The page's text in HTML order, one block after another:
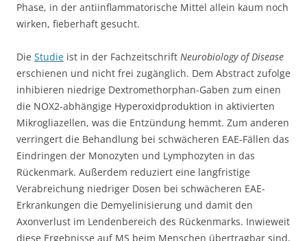
Phase, in der antiinflammatorische Mittel allein kaum noch
wirken, fieberhaft gesucht.
Die Studie ist in der Fachzeitschrift Neurobiology of Disease
erschienen und nicht frei zugänglich. Dem Abstract zufolge
inhibieren niedrige Dextromethorphan-Gaben zum einen
die NOX2-abhängige Hyperoxidproduktion in aktivierten
Mikrogliazellen, was die Entzündung hemmt. Zum anderen
verringert die Behandlung bei schwächeren EAE-Fällen das
Eindringen der Monozyten und Lymphozyten in das
Rückenmark. Außerdem reduziert eine langfristige
Verabreichung niedriger Dosen bei schwächeren EAE-
Erkrankungen die Demyelinisierung und damit den
Axonverlust im Lendenbereich des Rückenmarks. Inwieweit
diese Ergebnisse auf MS beim Menschen übertragbar sind,